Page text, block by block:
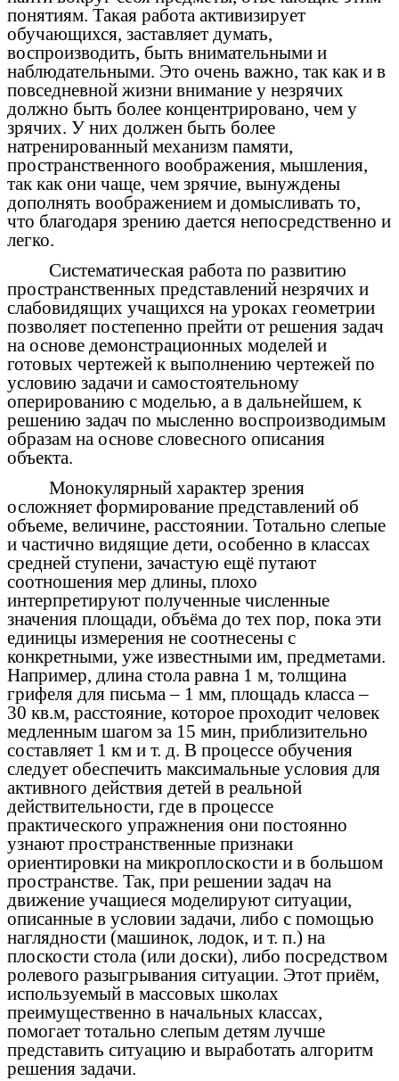
понятиям. Такая работа активизирует
обучающихся, заставляет думать,
воспроизводить, быть внимательными и
наблюдательными. Это очень важно, так как и в
повседневной жизни внимание у незрячих
должно быть более концентрировано, чем у
зрячих. У них должен быть более
натренированный механизм памяти,
пространственного воображения, мышления,
так как они чаще, чем зрячие, вынуждены
дополнять воображением и домысливать то,
что благодаря зрению дается непосредственно и
легко.
Систематическая работа по развитию
пространственных представлений незрячих и
слабовидящих учащихся на уроках геометрии
позволяет постепенно прейти от решения задач
на основе демонстрационных моделей и
готовых чертежей к выполнению чертежей по
условию задачи и самостоятельному
оперированию с моделью, а в дальнейшем, к
решению задач по мысленно воспроизводимым
образам на основе словесного описания
объекта.
Монокулярный характер зрения
осложняет формирование представлений об
объеме, величине, расстоянии. Тотально слепые
и частично видящие дети, особенно в классах
средней ступени, зачастую ещё путают
соотношения мер длины, плохо
интерпретируют полученные численные
значения площади, объёма до тех пор, пока эти
единицы измерения не соотнесены с
конкретными, уже известными им, предметами.
Например, длина стола равна 1 м, толщина
грифеля для письма – 1 мм, площадь класса –
30 кв.м, расстояние, которое проходит человек
медленным шагом за 15 мин, приблизительно
составляет 1 км и т. д. В процессе обучения
следует обеспечить максимальные условия для
активного действия детей в реальной
действительности, где в процессе
практического упражнения они постоянно
узнают пространственные признаки
ориентировки на микроплоскости и в большом
пространстве. Так, при решении задач на
движение учащиеся моделируют ситуации,
описанные в условии задачи, либо с помощью
наглядности (машинок, лодок, и т. п.) на
плоскости стола (или доски), либо посредством
ролевого разыгрывания ситуации. Этот приём,
используемый в массовых школах
преимущественно в начальных классах,
помогает тотально слепым детям лучше
представить ситуацию и выработать алгоритм
решения задачи.